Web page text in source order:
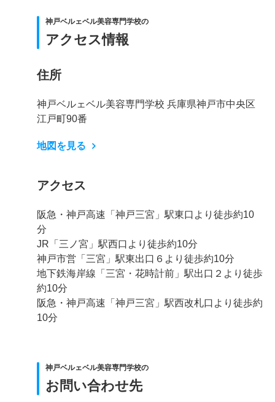
神戸ベルェベル美容専門学校の
アクセス情報
住所
神戸ベルェベル美容専門学校 兵庫県神戸市中央区
江戸町90番
地図を見る
アクセス
阪急・神戸高速「神戸三宮」駅東口より徒歩約10
分
JR「三ノ宮」駅西口より徒歩約10分
神戸市営「三宮」駅東出口６より徒歩約10分
地下鉄海岸線「三宮・花時計前」駅出口２より徒歩
約10分
阪急・神戸高速「神戸三宮」駅西改札口より徒歩約
10分
神戸ベルェベル美容専門学校の
お問い合わせ先